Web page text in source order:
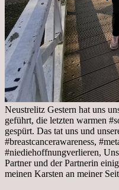
Neustrelitz Gestern hat uns
geführt, die letzten warmen
gespürt. Das tat uns und
#breastcancerawareness,
#niediehoffnungverlieren,
Partner und der Partnerin
meinen Karsten an meiner